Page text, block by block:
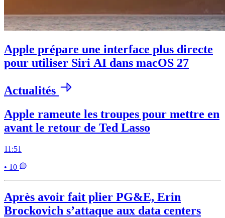
Apple prépare une interface plus directe
pour utiliser Siri AI dans macOS 27
Actualités
Apple rameute les troupes pour mettre en
avant le retour de Ted Lasso
11:51
• 10
Après avoir fait plier PG&E, Erin
Brockovich s’attaque aux data centers